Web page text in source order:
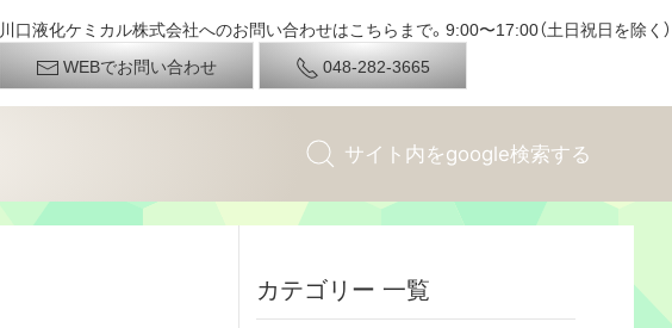
川口液化ケミカル株式会社へのお問い合わせはこちらまで。9:00〜17:00（土日祝日を除く）
WEBでお問い合わせ
048-282-3665
カテゴリー 一覧